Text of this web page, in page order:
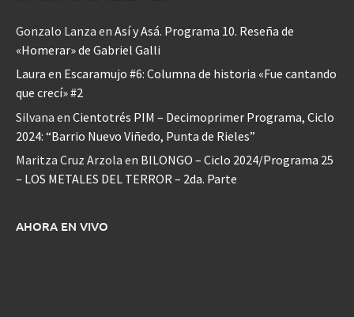
Gonzalo Lanza en Así y Asá. Programa 10. Reseña de
«Homerar» de Gabriel Galli
Laura en Escaramujo #6: Columna de historia «Fue cantando
que crecí» #2
Silvana en Cientotrés PIM – Decimoprimer Programa, Ciclo
2024: “Barrio Nuevo Viñedo, Punta de Rieles”
Maritza Cruz Arzola en BILONGO – Ciclo 2024/Programa 25
– LOS METALES DEL TERROR – 2da. Parte
AHORA EN VIVO